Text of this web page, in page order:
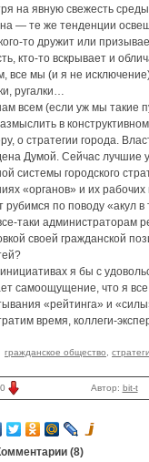
на явную свежесть
— те же тенденции
то дружит или
кто-то вскрывает и
все мы (и я не
ругалки…
всем (если уж мы такие
в
о стратегии города.
Думой. Сейчас лучшие
системы городского
«органов» и их
рубимся по поводу «акул
таки администраторам
своей гражданской
инициативах я бы с
самоощущение, что я
«рейтинга» и
время, коллеги-
гражданское общество
Автор: bit-t
(8)